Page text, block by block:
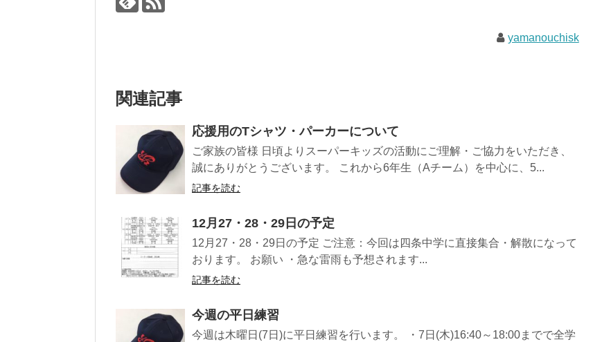
yamanouchisk
関連記事
応援用のTシャツ・パーカーについて
ご家族の皆様 日頃よりスーパーキッズの活動にご理解・ご協力をいただき、
誠にありがとうございます。 これから6年生（Aチーム）を中心に、5...
記事を読む
12月27・28・29日の予定
12月27・28・29日の予定 ご注意：今回は四条中学に直接集合・解散になって
おります。 お願い ・急な雷雨も予想されます...
記事を読む
今週の平日練習
今週は木曜日(7日)に平日練習を行います。 ・7日(木)16:40～18:00までで全学